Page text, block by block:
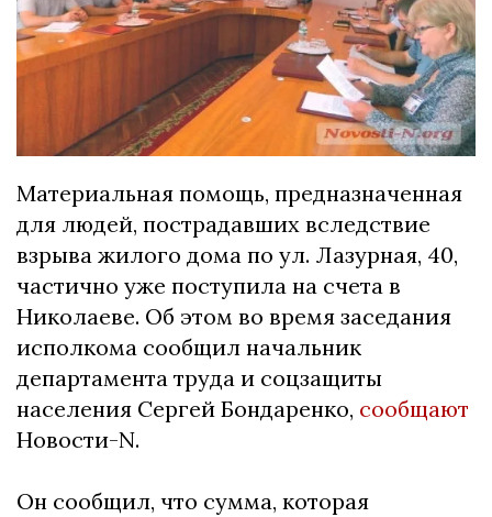
Материальная помощь, предназначенная
для людей, пострадавших вследствие
взрыва жилого дома по ул. Лазурная, 40,
частично уже поступила на счета в
Николаеве. Об этом во время заседания
исполкома сообщил начальник
департамента труда и соцзащиты
населения Сергей Бондаренко, сообщают
Новости-N.
Он сообщил, что сумма, которая